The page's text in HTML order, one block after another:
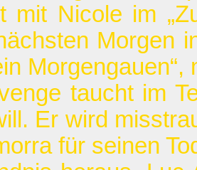
mit Nicole im
Morgen
Morgengauen“,
taucht im
Er wird
für seinen